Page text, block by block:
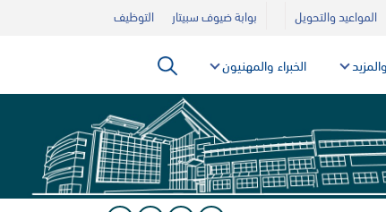
المواعيد والتحويل بوابة ضيوف سبيتار التوظيف
الخبراء والمهنيون